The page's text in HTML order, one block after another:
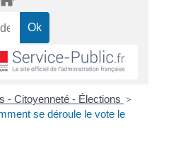
- Citoyenneté - Élections >
se déroule le vote le